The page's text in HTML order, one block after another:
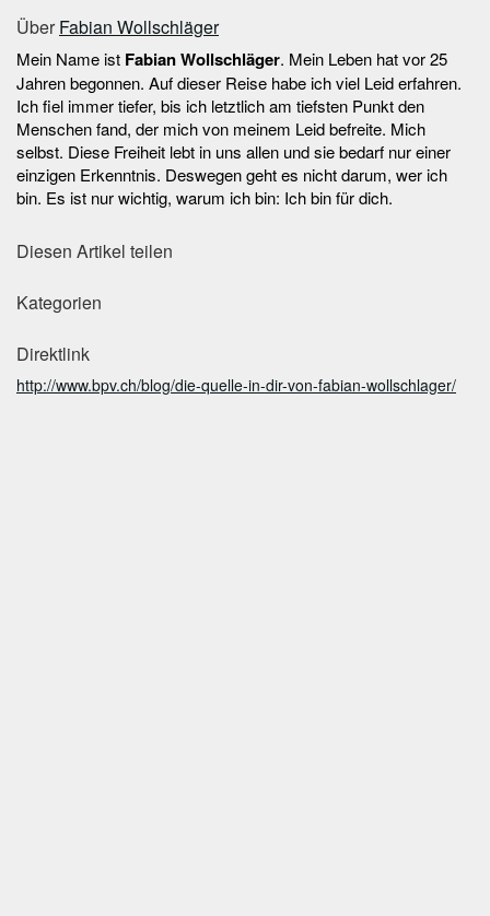
Über Fabian Wollschläger
Mein Name ist Fabian Wollschläger. Mein Leben hat vor 25
Jahren begonnen. Auf dieser Reise habe ich viel Leid erfahren.
Ich fiel immer tiefer, bis ich letztlich am tiefsten Punkt den
Menschen fand, der mich von meinem Leid befreite. Mich
selbst. Diese Freiheit lebt in uns allen und sie bedarf nur einer
einzigen Erkenntnis. Deswegen geht es nicht darum, wer ich
bin. Es ist nur wichtig, warum ich bin: Ich bin für dich.
Diesen Artikel teilen
Kategorien
Direktlink
http://www.bpv.ch/blog/die-quelle-in-dir-von-fabian-wollschlager/